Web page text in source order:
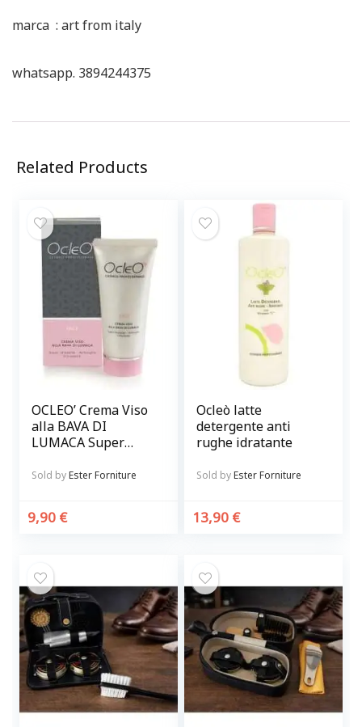
marca : art from italy
whatsapp. 3894244375
Related Products
OCLEO’ Crema Viso
alla BAVA DI
LUMACA Super
antirughe
Sold byEster Forniture
9,90 €
Ocleò latte
detergente anti
rughe idratante
Sold byEster Forniture
13,90 €